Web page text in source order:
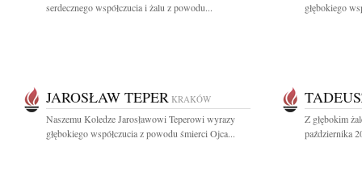
serdecznego współczucia i żalu z powodu...
głębokiego
JAROSŁAW TEPER KRAKÓW
Naszemu Koledze Jarosławowi Teperowi wyrazy
głębokiego współczucia z powodu śmierci Ojca...
Z głębokim
października